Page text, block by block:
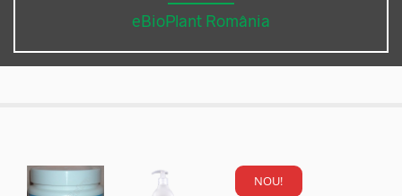
eBioPlant România
NOU!